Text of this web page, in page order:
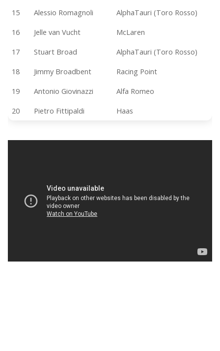
15
Alessio Romagnoli
AlphaTauri (Toro Rosso)
16
Jelle van Vucht
McLaren
17
Stuart Broad
AlphaTauri (Toro Rosso)
18
Jimmy Broadbent
Racing Point
19
Antonio Giovinazzi
Alfa Romeo
20
Pietro Fittipaldi Haas